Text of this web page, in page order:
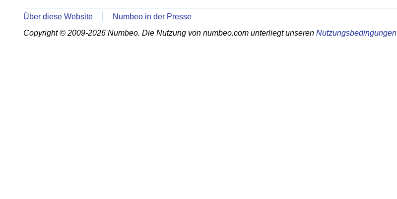
Über diese Website
Numbeo in der Presse
Copyright © 2009-2026 Numbeo. Die Nutzung von numbeo.com unterliegt unseren Nutzungsbedingungen